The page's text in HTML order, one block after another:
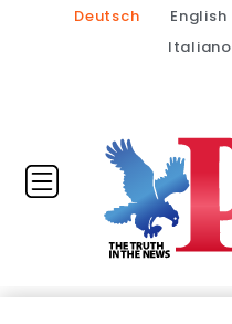
Deutsch English
Italiano